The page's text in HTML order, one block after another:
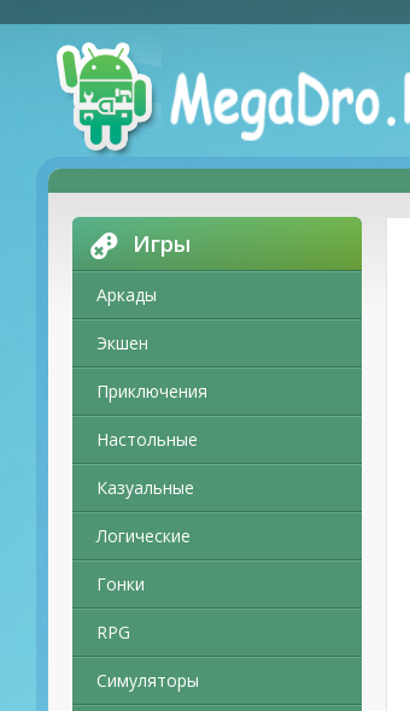
Игры
Аркады
Экшен
Приключения
Настольные
Казуальные
Логические
Гонки
RPG
Симуляторы